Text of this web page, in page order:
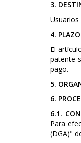
3.
Usuarios
4.
El
patente
pago.
5.
6.
6.1.
Para
(DGA)"